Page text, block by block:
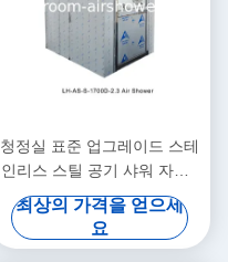
청정실 표준 업그레이드 스테
인리스 스틸 공기 샤워 자동 /
수동
최상의 가격을 얻으세
요